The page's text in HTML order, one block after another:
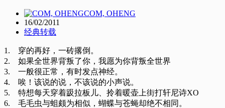
COM, OHENG
16/02/2011
经典转载
1. 穿的再好，一砖撂倒。
2. 如果全世界背叛了你，我愿为你背叛全世界
3. 一般很正常，有时发点神经。
4. 唉！该说的说，不该说的小声说。
5. 特想每天穿着趿拉板儿、拎着暖壶上街打轩尼诗XO
6. 毛毛虫与蛆颇为相似，蝴蝶与苍蝇却绝不相同。